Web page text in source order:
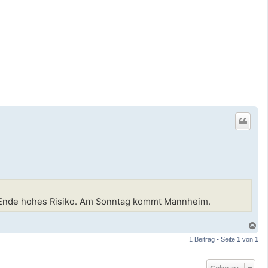
hohes Risiko. Am Sonntag kommt Mannheim.
c
1 Beitrag • Seite 1 von 1